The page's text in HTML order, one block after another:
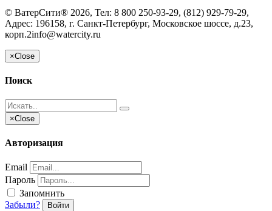
© ВатерСити® 2026, Тел: 8 800 250-93-29, (812) 929-79-29,
Адрес: 196158, г. Санкт-Петербург, Московское шоссе, д.23,
корп.2info@watercity.ru
×Close
Поиск
×Close
Авторизация
Email
Пароль
Запомнить
Забыли?
Войти